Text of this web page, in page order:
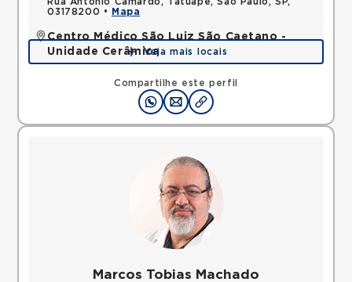
Compartilhe este perfil
03178200 •
Mapa
Centro Médico São Luiz São Caetano -
Unidade Cerâmica
Alameda Caulim, Ceramica, Sao Caetano do Sul,
SP, 09531195 •
Veja mais locais
Marcos Tobias Machado